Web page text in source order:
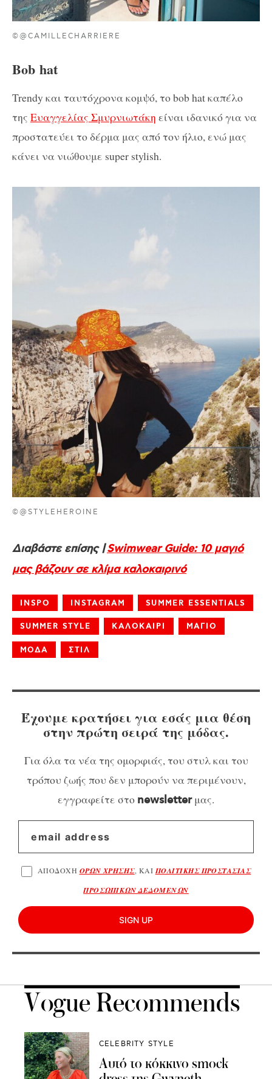
©@CAMILLECHARRIERE
Βob hat
Trendy και ταυτόχρονα κομψό, το bob hat καπέλο
της Ευαγγελίας Σμυρνιωτάκη είναι ιδανικό για να
προστατεύει το δέρμα μας από τον ήλιο, ενώ μας
κάνει να νιώθουμε super stylish.
©@STYLEHEROINE
Διαβάστε επίσης |Swimwear Guide: 10 μαγιό
μας βάζουν σε κλίμα καλοκαιρινό
INSPO INSTAGRAM SUMMER ESSENTIALS
SUMMER STYLE ΚΑΛΟΚΑΙΡΙ ΜΑΓΙΟ
ΜΟΔΑ ΣΤΙΛ
Έχουμε κρατήσει για εσάς μια θέση
στην πρώτη σειρά της μόδας.
Για όλα τα νέα της ομορφιάς, του στυλ και του
τρόπου ζωής που δεν μπορούν να περιμένουν,
εγγραφείτε στο newsletterμας.
ΑΠΟΔΟΧΗ ΟΡΩΝ ΧΡΗΣΗΣ, ΚΑΙ ΠΟΛΙΤΙΚΗΣ ΠΡΟΣΤΑΣΙΑΣ
ΠΡΟΣΩΠΙΚΩΝ ΔΕΔΟΜΕΝΩΝ
SIGN UP
Vogue Recommends
CELEBRITY STYLE
Αυτό το κόκκινο smock